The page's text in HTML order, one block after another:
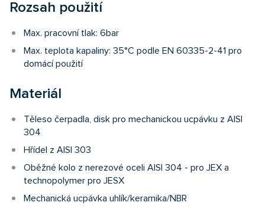
Rozsah použití
Max. pracovní tlak: 6bar
Max. teplota kapaliny: 35°C podle EN 60335-2-41 pro
domácí použití
Materiál
Těleso čerpadla, disk pro mechanickou ucpávku z AISI
304
Hřídel z AISI 303
Oběžné kolo z nerezové oceli AISI 304 - pro JEX a
technopolymer pro JESX
Mechanická ucpávka uhlík/keramika/NBR